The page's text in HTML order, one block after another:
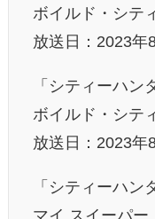
ボイルド・シテ
放送日：2023年
「シティーハン
ボイルド・シテ
放送日：2023年
「シティーハン
マイ スイーパ